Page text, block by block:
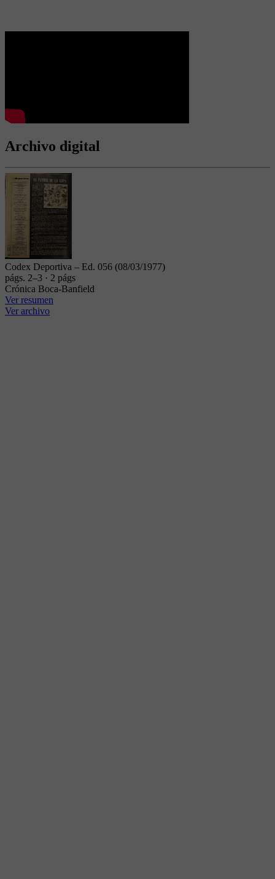
Archivo digital
Codex Deportiva – Ed. 056 (08/03/1977)
págs. 2–3 · 2 págs
Crónica Boca-Banfield
Ver resumen
Ver archivo